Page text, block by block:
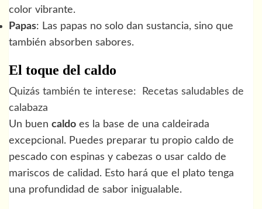
color vibrante.
Papas: Las papas no solo dan sustancia, sino que
también absorben sabores.
El toque del caldo
Quizás también te interese:
Recetas saludables de
calabaza
Un buen caldo es la base de una caldeirada
excepcional. Puedes preparar tu propio caldo de
pescado con espinas y cabezas o usar caldo de
mariscos de calidad. Esto hará que el plato tenga
una profundidad de sabor inigualable.